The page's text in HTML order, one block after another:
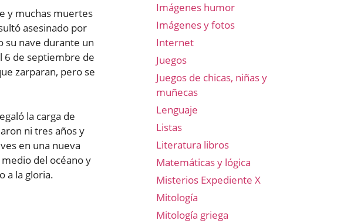
y muchas muertes
asesinado por
su nave durante un
6 de septiembre de
zarparan, pero se
la carga de
ni tres años y
en una nueva
del océano y
a la gloria.
Imágenes humor
Imágenes y fotos
Internet
Juegos
Juegos de chicas, niñas y
muñecas
Lenguaje
Listas
Literatura libros
Matemáticas y lógica
Misterios Expediente X
Mitología
Mitología griega